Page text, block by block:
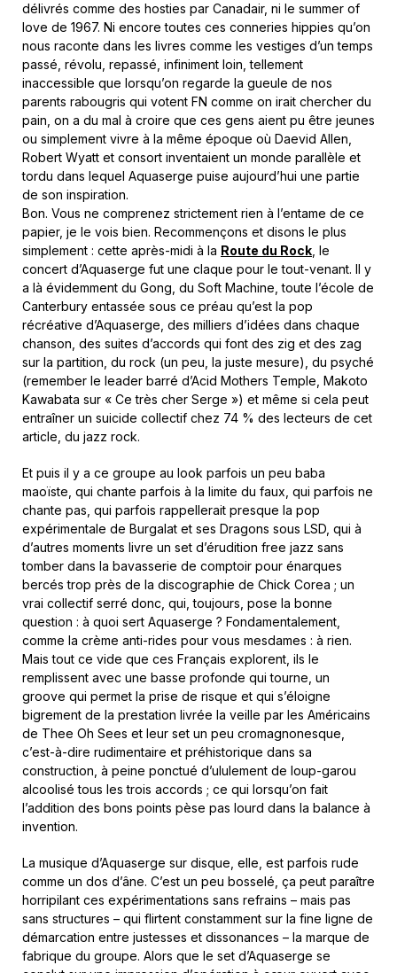
délivrés comme des hosties par Canadair, ni le summer of
love de 1967. Ni encore toutes ces conneries hippies qu’on
nous raconte dans les livres comme les vestiges d’un temps
passé, révolu, repassé, infiniment loin, tellement
inaccessible que lorsqu’on regarde la gueule de nos
parents rabougris qui votent FN comme on irait chercher du
pain, on a du mal à croire que ces gens aient pu être jeunes
ou simplement vivre à la même époque où Daevid Allen,
Robert Wyatt et consort inventaient un monde parallèle et
tordu dans lequel Aquaserge puise aujourd’hui une partie
de son inspiration.
Bon. Vous ne comprenez strictement rien à l’entame de ce
papier, je le vois bien. Recommençons et disons le plus
simplement : cette après-midi à la Route du Rock , le
concert d’Aquaserge fut une claque pour le tout-venant. Il y
a là évidemment du Gong, du Soft Machine, toute l’école de
Canterbury entassée sous ce préau qu’est la pop
récréative d’Aquaserge, des milliers d’idées dans chaque
chanson, des suites d’accords qui font des zig et des zag
sur la partition, du rock (un peu, la juste mesure), du psyché
(remember le leader barré d’Acid Mothers Temple, Makoto
Kawabata sur « Ce très cher Serge ») et même si cela peut
entraîner un suicide collectif chez 74 % des lecteurs de cet
article, du jazz rock.
Et puis il y a ce groupe au look parfois un peu baba
maoïste, qui chante parfois à la limite du faux, qui parfois ne
chante pas, qui parfois rappellerait presque la pop
expérimentale de Burgalat et ses Dragons sous LSD, qui à
d’autres moments livre un set d’érudition free jazz sans
tomber dans la bavasserie de comptoir pour énarques
bercés trop près de la discographie de Chick Corea ; un
vrai collectif serré donc, qui, toujours, pose la bonne
question : à quoi sert Aquaserge ? Fondamentalement,
comme la crème anti-rides pour vous mesdames : à rien.
Mais tout ce vide que ces Français explorent, ils le
remplissent avec une basse profonde qui tourne, un
groove qui permet la prise de risque et qui s’éloigne
bigrement de la prestation livrée la veille par les Américains
de Thee Oh Sees et leur set un peu cromagnonesque,
c’est-à-dire rudimentaire et préhistorique dans sa
construction, à peine ponctué d’ululement de loup-garou
alcoolisé tous les trois accords ; ce qui lorsqu’on fait
l’addition des bons points pèse pas lourd dans la balance à
invention.
La musique d’Aquaserge sur disque, elle, est parfois rude
comme un dos d’âne. C’est un peu bosselé, ça peut paraître
horripilant ces expérimentations sans refrains – mais pas
sans structures – qui flirtent constamment sur la fine ligne de
démarcation entre justesses et dissonances – la marque de
fabrique du groupe. Alors que le set d’Aquaserge se